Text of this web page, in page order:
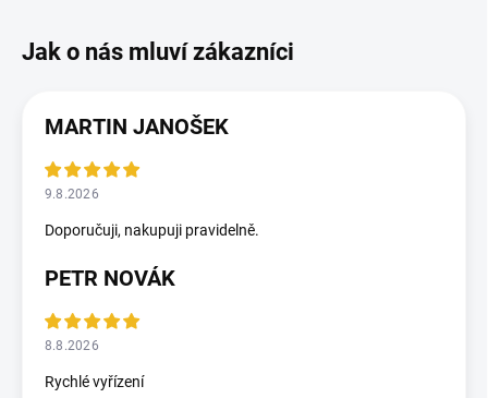
MARTIN JANOŠEK
9.8.2026
Doporučuji, nakupuji pravidelně.
PETR NOVÁK
8.8.2026
Rychlé vyřízení